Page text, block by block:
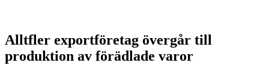
Alltfler exportföretag övergår till
produktion av förädlade varor